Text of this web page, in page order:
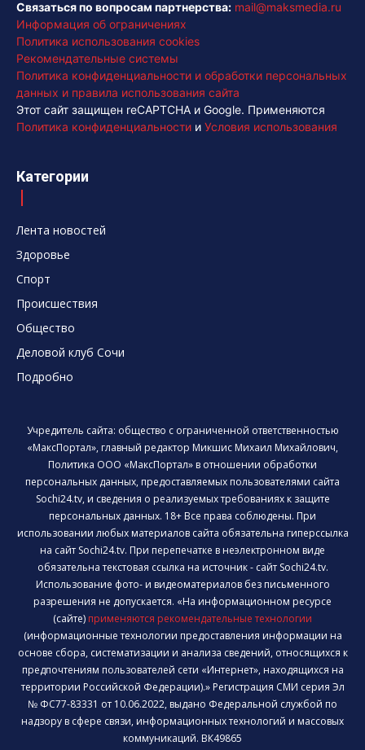
Связаться по вопросам партнерства: mail@maksmedia.ru
Информация об ограничениях
Политика использования cookies
Рекомендательные системы
Политика конфиденциальности и обработки персональных
данных и правила использования сайта
Этот сайт защищен reCAPTCHA и Google. Применяются
Политика конфиденциальности и Условия использования
Категории
Лента новостей
Здоровье
Спорт
Происшествия
Общество
Деловой клуб Сочи
Подробно
Учредитель сайта: общество с ограниченной ответственностью
«МаксПортал», главный редактор Микшис Михаил Михайлович,
Политика ООО «МаксПортал» в отношении обработки
персональных данных, предоставляемых пользователями сайта
Sochi24.tv, и сведения о реализуемых требованиях к защите
персональных данных. 18+ Все права соблюдены. При
использовании любых материалов сайта обязательна гиперссылка
на сайт Sochi24.tv. При перепечатке в неэлектронном виде
обязательна текстовая ссылка на источник - сайт Sochi24.tv.
Использование фото- и видеоматериалов без письменного
разрешения не допускается. «На информационном ресурсе
(сайте) применяются рекомендательные технологии
(информационные технологии предоставления информации на
основе сбора, систематизации и анализа сведений, относящихся к
предпочтениям пользователей сети «Интернет», находящихся на
территории Российской Федерации).» Регистрация СМИ серия Эл
№ ФС77-83331 от 10.06.2022, выдано Федеральной службой по
надзору в сфере связи, информационных технологий и массовых
коммуникаций. ВК49865